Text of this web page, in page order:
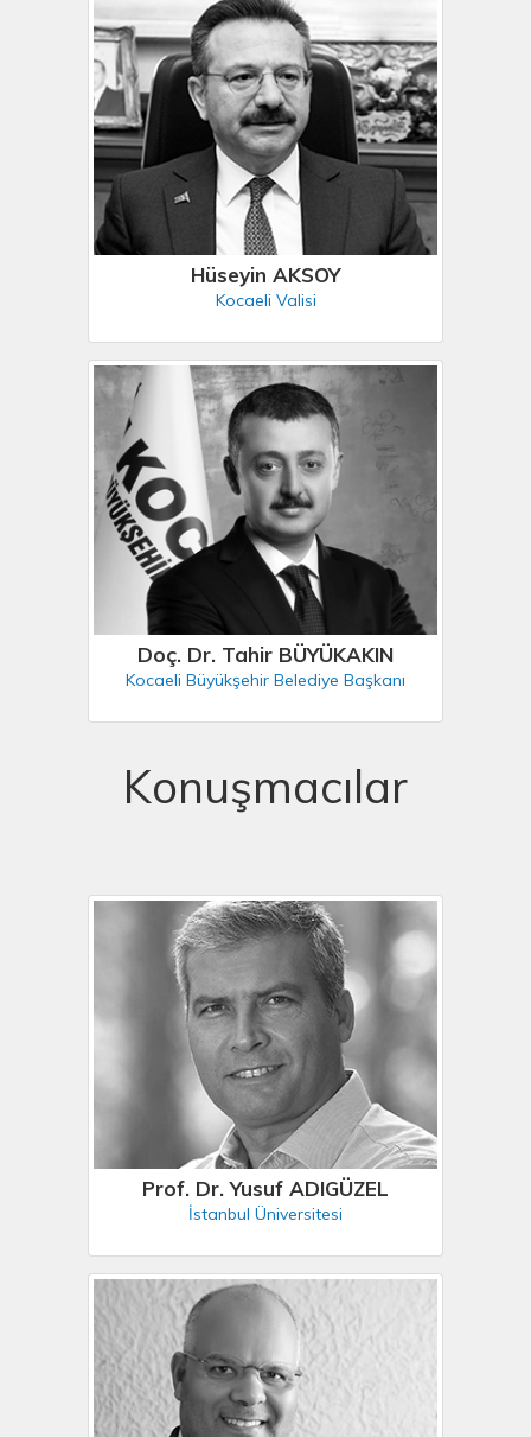
Hüseyin AKSOY
Kocaeli Valisi
Doç. Dr. Tahir BÜYÜKAKIN
Kocaeli Büyükşehir Belediye Başkanı
Konuşmacılar
Prof. Dr. Yusuf ADIGÜZEL
İstanbul Üniversitesi